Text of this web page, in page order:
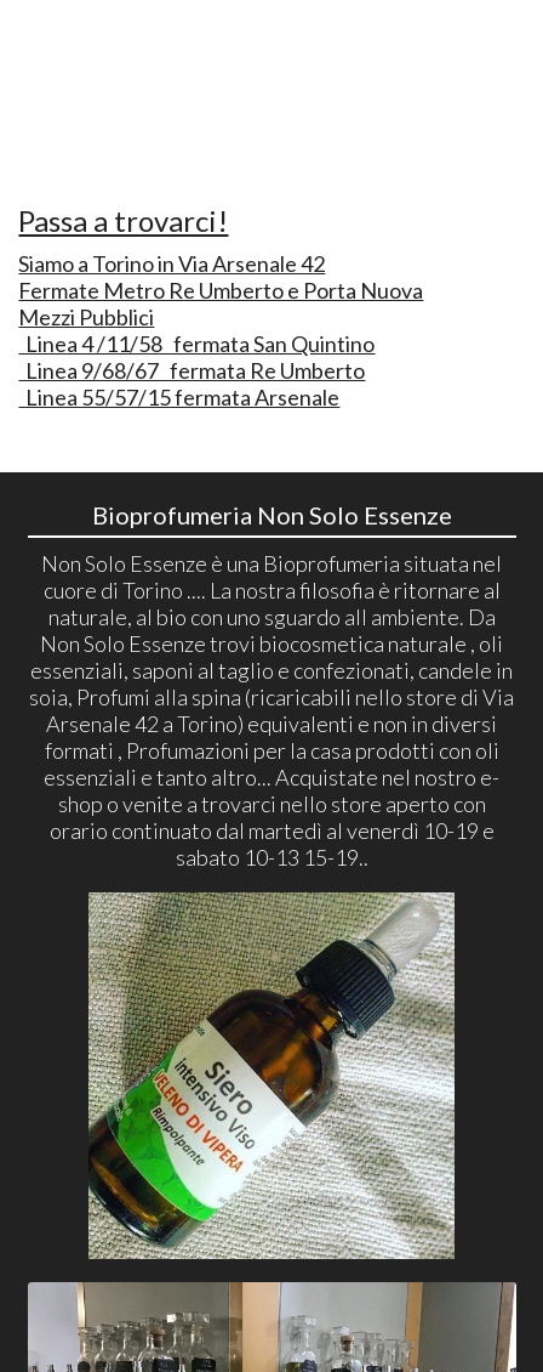
Passa a trovarci!
Siamo a Torino in Via Arsenale 42
Fermate Metro Re Umberto e Porta Nuova
Mezzi Pubblici
Linea 4 /11/58 fermata San Quintino
Linea 9/68/67 fermata Re Umberto
Linea 55/57/15 fermata Arsenale
Bioprofumeria Non Solo Essenze
Non Solo Essenze è una Bioprofumeria situata nel
cuore di Torino .... La nostra filosofia è ritornare al
naturale, al bio con uno sguardo all ambiente. Da
Non Solo Essenze trovi biocosmetica naturale , oli
essenziali, saponi al taglio e confezionati, candele in
soia, Profumi alla spina (ricaricabili nello store di Via
Arsenale 42 a Torino) equivalenti e non in diversi
formati , Profumazioni per la casa prodotti con oli
essenziali e tanto altro... Acquistate nel nostro e-
shop o venite a trovarci nello store aperto con
orario continuato dal martedì al venerdì 10-19 e
sabato 10-13 15-19..